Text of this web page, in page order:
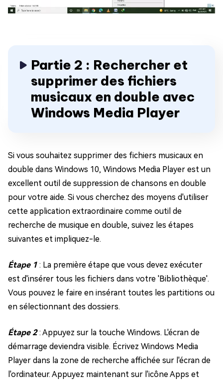
Partie 2 : Rechercher et
supprimer des fichiers
musicaux en double avec
Windows Media Player
Si vous souhaitez supprimer des fichiers musicaux en
double dans Windows 10, Windows Media Player est un
excellent outil de suppression de chansons en double
pour votre aide. Si vous cherchez des moyens d'utiliser
cette application extraordinaire comme outil de
recherche de musique en double, suivez les étapes
suivantes et impliquez-le.
Étape 1 : La première étape que vous devez exécuter
est d'insérer tous les fichiers dans votre 'Bibliothèque'.
Vous pouvez le faire en insérant toutes les partitions ou
en sélectionnant des dossiers.
Étape 2: Appuyez sur la touche Windows. L'écran de
démarrage deviendra visible. Écrivez Windows Media
Player dans la zone de recherche affichée sur l'écran de
l'ordinateur. Appuyez maintenant sur l'icône Apps et